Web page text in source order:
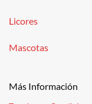
Licores
Mascotas
Más Información